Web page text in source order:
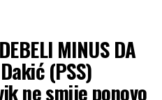
MINUS DA
(PSS)
ne smije ponovo